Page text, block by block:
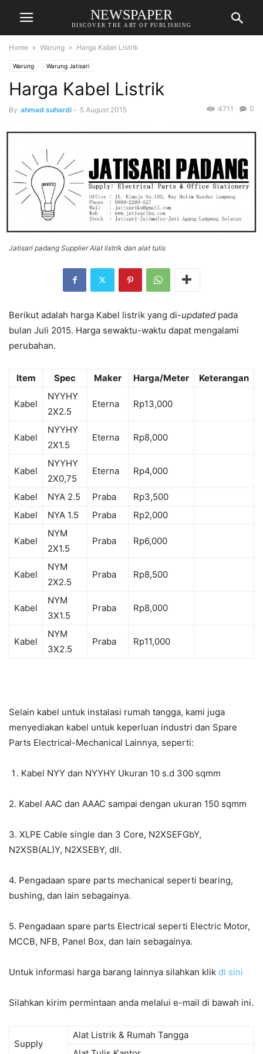
NEWSPAPER
DISCOVER THE ART OF PUBLISHING
Home Warung Harga Kabel Listrik
Warung Warung Jatisari
Harga Kabel Listrik
By ahmad suhardi - 5 August 2015 0
4711
Jatisari padang Supplier Alat listrik dan alat tulis
Berikut adalah harga Kabel listrik yang di-updated pada
bulan Juli 2015. Harga sewaktu-waktu dapat mengalami
perubahan.
Item Spec Maker Harga/Meter Keterangan
Kabel
NYYHY
2X2.5
Eterna Rp13,000
Kabel
NYYHY
2X1.5
Eterna Rp8,000
Kabel
NYYHY
2X0,75
Eterna Rp4,000
Kabel NYA 2.5 Praba
Rp3,500
Kabel
NYA 1.5 Praba Rp2,000
Kabel
NYM
2X1.5
Praba Rp6,000
Kabel
NYM
2X2.5
Praba Rp8,500
Kabel
NYM
3X1.5
Praba Rp8,000
Kabel
NYM
3X2.5
Praba Rp11,000
Selain kabel untuk instalasi rumah tangga, kami juga
menyediakan kabel untuk keperluan industri dan Spare
Parts Electrical-Mechanical Lainnya, seperti:
Kabel NYY dan NYYHY Ukuran 10 s.d 300 sqmm
2. Kabel AAC dan AAAC sampai dengan ukuran 150 sqmm
3. XLPE Cable single dan 3 Core, N2XSEFGbY,
N2XSB(AL)Y, N2XSEBY, dll.
4. Pengadaan spare parts mechanical seperti bearing,
bushing, dan lain sebagainya.
5. Pengadaan spare parts Electrical seperti Electric Motor,
MCCB, NFB, Panel Box, dan lain sebagainya.
Untuk informasi harga barang lainnya silahkan klik di sini
Silahkan kirim permintaan anda melalui e-mail di bawah ini.
Supply
Alat Listrik & Rumah Tangga